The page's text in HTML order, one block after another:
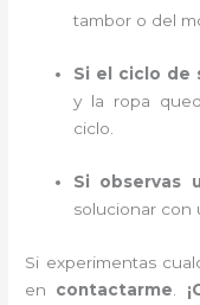
tambor o del
Si el ciclo de
y la ropa
ciclo.
Si observas
solucionar con
Si experimentas
en contactarme